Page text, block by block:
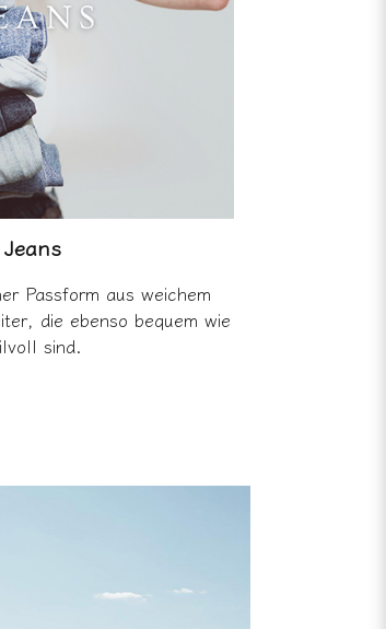
Jeans
Passform aus weichem
die ebenso bequem wie
sind.